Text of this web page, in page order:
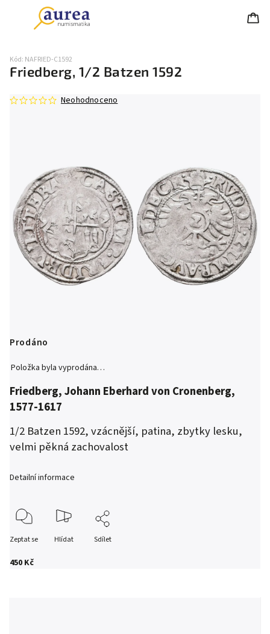
Friedberg, 1/2 Batzen 1592
Kód: NAFRIED-C1592
Neohodnoceno
450 Kč
Prodáno
Položka byla vyprodána…
Friedberg,Johann Eberhard von Cronenberg,
1577-1617
1/2 Batzen 1592, vzácnější, patina, zbytky lesku,
velmi pěkná zachovalost
Detailní informace
Zeptat se Hlídat Sdílet